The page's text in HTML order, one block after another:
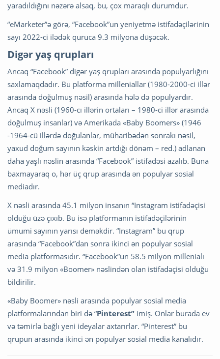
yaradıldığını nəzərə alsaq, bu, çox maraqlı durumdur.
“eMarketer”ə görə, “Facebook”un yeniyetmə istifadəçilərinin
sayı 2022-ci ilədək quruca 9.3 milyona düşəcək.
Digər yaş qrupları
Ancaq “Facebook” digər yaş qrupları arasında populyarlığını
saxlamaqdadır. Bu platforma milleniallar (1980-2000-ci illər
arasında doğulmuş nəsil) arasında hələ də populyardır.
Ancaq X nəsli (1960-cı illərin ortaları – 1980-ci illər arasında
doğulmuş insanlar) və Amerikada «Baby Boomers» (1946
-1964-cü illərdə doğulanlar, müharibədən sonrakı nəsil,
yaxud doğum sayının kəskin artdığı dönəm – red.) adlanan
daha yaşlı nəslin arasında “Facebook” istifadəsi azalıb. Buna
baxmayaraq o, hər üç qrup arasında ən populyar sosial
mediadır.
X nəsli arasında 45.1 milyon insanın “Instagram istifadəçisi
olduğu üzə çıxıb. Bu isə platformanın istifadəçilərinin
ümumi sayının yarısı deməkdir. “Instagram” bu qrup
arasında “Facebook”dan sonra ikinci ən populyar sosial
media platformasıdır. “Facebook”un 58.5 milyon millenialı
və 31.9 milyon «Boomer» nəslindən olan istifadəçisi olduğu
bildirilir.
«Baby Boomer» nəsli arasında populyar sosial media
platformalarından biri də “Pinterest” imiş. Onlar burada ev
və təmirlə bağlı yeni ideyalar axtarırlar. “Pinterest” bu
qrupun arasında ikinci ən populyar sosial media kanalıdır.